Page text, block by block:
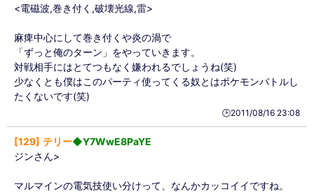
<電磁波,巻き付く,破壊光線,雷>
麻痺中心にして巻き付くや炎の渦で
「ずっと俺のターン」をやっていきます。
対戦相手にはとてつもなく嫌われるでしょうね(笑)
少なくとも僕はこのパーティ使ってくる奴とはポケモンバトルし
たくないです(笑)
🕒️2011/08/16 23:08
129 テリー◆Y7WwE8PaYE
ジンさん>
マルマインの電気技使い分けって、なんかカッコイイですね。